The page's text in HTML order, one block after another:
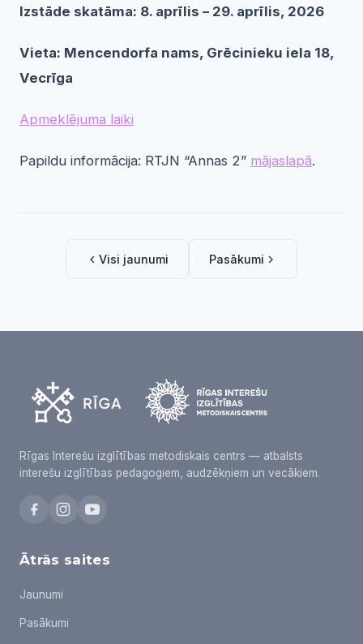
Izstāde skatāma: 8. aprīlis – 29. aprīlis, 2026
Vieta: Mencendorfa nams, Grēcinieku iela 18,
Vecrīga
Apmeklējuma laiki
Papildu informācija: RTJN “Annas 2” mājaslapā.
Visi jaunumi Pasākumi
Rīgas Interešu izglītības metodiskais centrs — atbalsts
interešu izglītības pedagogiem, audzēkņiem un vecākiem.
Ātrās saites
Jaunumi
Pasākumi